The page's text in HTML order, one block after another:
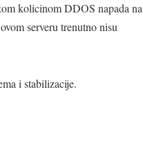
kolicinom DDOS napada na
serveru trenutno nisu
i stabilizacije.